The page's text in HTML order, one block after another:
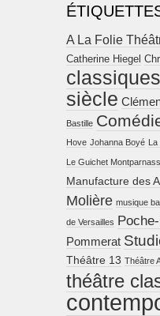
A La Folie
Catherine Hiegel
siècle
Bastille
Hove Johanna Boyé La
Le Guichet
Manufacture des
Molière musique
de Versailles
Pommerat
Théâtre 13 Théâtre
théâtre